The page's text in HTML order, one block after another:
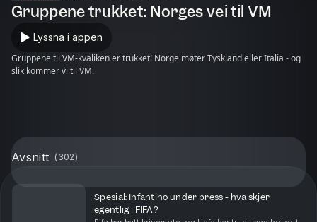
Gruppene trukket: Norges vei til VM
Lyssna i appen
Gruppene til VM-kvaliken er trukket! Norge møter Tyskland eller Italia - og
slik kommer vi til VM.
Avsnitt ( 302)
Spesial: Infantino under press - hva skjer
egentlig i FIFA?